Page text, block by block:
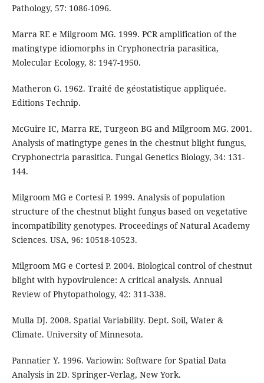
Pathology, 57: 1086-1096.
Marra RE e Milgroom MG. 1999. PCR amplification of the
matingtype idiomorphs in Cryphonectria parasitica,
Molecular Ecology, 8: 1947-1950.
Matheron G. 1962. Traité de géostatistique appliquée.
Editions Technip.
McGuire IC, Marra RE, Turgeon BG and Milgroom MG. 2001.
Analysis of matingtype genes in the chestnut blight fungus,
Cryphonectria parasitica. Fungal Genetics Biology, 34: 131-
144.
Milgroom MG e Cortesi P. 1999. Analysis of population
structure of the chestnut blight fungus based on vegetative
incompatibility genotypes. Proceedings of Natural Academy
Sciences. USA, 96: 10518-10523.
Milgroom MG e Cortesi P. 2004. Biological control of chestnut
blight with hypovirulence: A critical analysis. Annual
Review of Phytopathology, 42: 311-338.
Mulla DJ. 2008. Spatial Variability. Dept. Soil, Water &
Climate. University of Minnesota.
Pannatier Y. 1996. Variowin: Software for Spatial Data
Analysis in 2D. Springer-Verlag, New York.